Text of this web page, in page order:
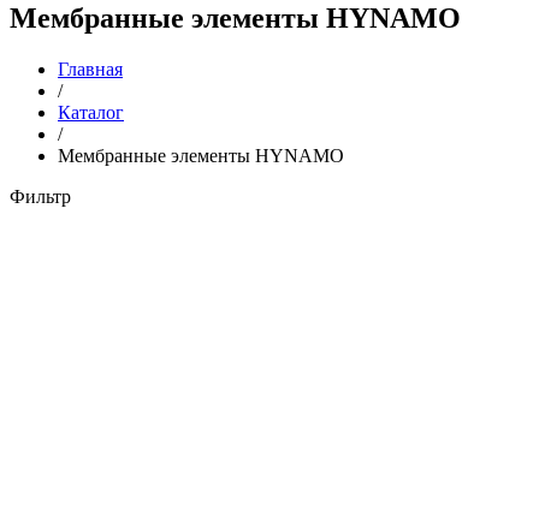
Мембранные элементы HYNAMO
Главная
/
Каталог
/
Мембранные элементы HYNAMO
Фильтр